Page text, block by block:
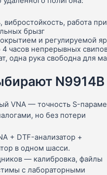
вибростойкость, работа
брызг
и регулируемой
часов непрерывных
одна рука свободна для
N9914B
VNA — точность S-
но без потери
+ DTF-анализатор +
в одном шасси.
— калибровка, файлы
с лабораторными